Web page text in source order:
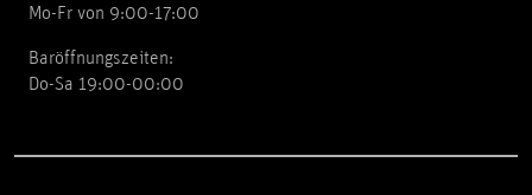
Mo-Fr von 9:00-17:00
Baröffnungszeiten:
Do-Sa 19:00-00:00